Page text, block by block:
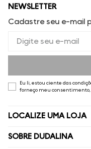
NEWSLETTER
Cadastre seu e-mail
Eu li, estou ciente das
forneço meu
LOCALIZE UMA LOJA
SOBRE DUDALINA